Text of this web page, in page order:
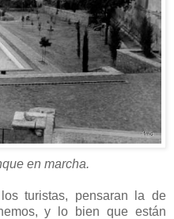
en marcha.
turistas, pensaran la de
y lo bien que están